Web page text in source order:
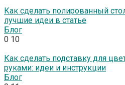
Как сделать полированный
лучшие идеи в статье
Блог
0 10
Как сделать подставку для
руками: идеи и инструкции
Блог